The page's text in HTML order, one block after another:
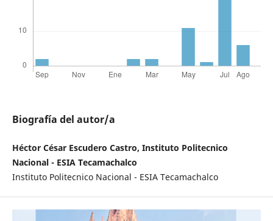
Biografía del autor/a
Héctor César Escudero Castro, Instituto Politecnico
Nacional - ESIA Tecamachalco
Instituto Politecnico Nacional - ESIA Tecamachalco